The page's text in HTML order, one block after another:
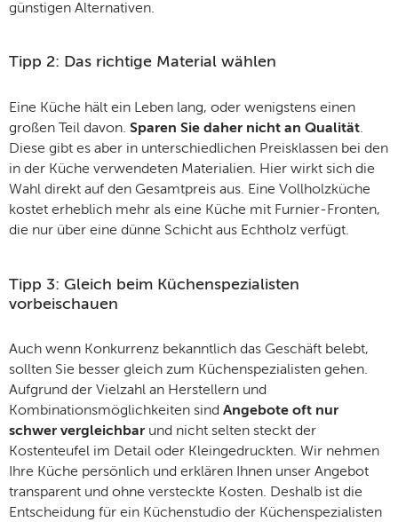
günstigen Alternativen.
Tipp 2: Das richtige Material wählen
Eine Küche hält ein Leben lang, oder wenigstens einen
großen Teil davon. Sparen Sie daher nicht an Qualität.
Diese gibt es aber in unterschiedlichen Preisklassen bei den
in der Küche verwendeten Materialien. Hier wirkt sich die
Wahl direkt auf den Gesamtpreis aus. Eine Vollholzküche
kostet erheblich mehr als eine Küche mit Furnier-Fronten,
die nur über eine dünne Schicht aus Echtholz verfügt.
Tipp 3: Gleich beim Küchenspezialisten
vorbeischauen
Auch wenn Konkurrenz bekanntlich das Geschäft belebt,
sollten Sie besser gleich zum Küchenspezialisten gehen.
Aufgrund der Vielzahl an Herstellern und
Kombinationsmöglichkeiten sind Angebote oft nur
schwer vergleichbar und nicht selten steckt der
Kostenteufel im Detail oder Kleingedruckten. Wir nehmen
Ihre Küche persönlich und erklären Ihnen unser Angebot
transparent und ohne versteckte Kosten. Deshalb ist die
Entscheidung für ein Küchenstudio der Küchenspezialisten